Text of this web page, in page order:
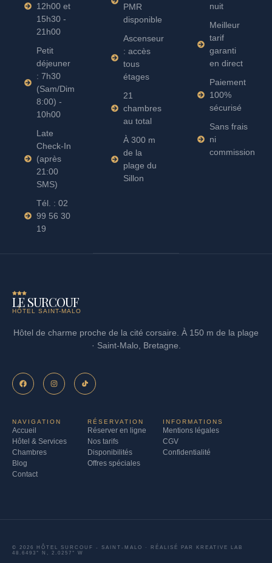
12h00 et
15h30 -
21h00
Petit
déjeuner
: 7h30
(Sam/Dim
8:00) -
10h00
Late
Check-In
(après
21:00
SMS)
Tél. : 02
99 56 30
19
PMR
disponible
Ascenseur
: accès
tous
étages
21
chambres
au total
À 300 m
de la
plage du
Sillon
nuit
Meilleur
tarif
garanti
en direct
Paiement
100%
sécurisé
Sans frais
ni
commission
LE SURCOUF
HÔTEL SAINT-MALO
Hôtel de charme proche de la cité corsaire. À 150 m de la plage
· Saint-Malo, Bretagne.
NAVIGATION
Accueil
Hôtel & Services
Chambres
Blog
Contact
RÉSERVATION
Réserver en ligne
Nos tarifs
Disponibilités
Offres spéciales
INFORMATIONS
Mentions légales
CGV
Confidentialité
© 2026 HÔTEL SURCOUF - SAINT-MALO · RÉALISÉ PAR
KREATIVE LAB
48.6493° N, 2.0257° W